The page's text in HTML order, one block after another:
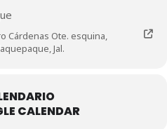
Cárdenas Ote. esquina,
Jal.
CALENDAR